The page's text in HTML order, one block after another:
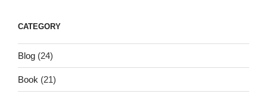
CATEGORY
Blog (24)
Book (21)